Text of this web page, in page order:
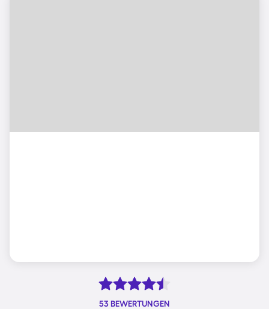
53 BEWERTUNGEN